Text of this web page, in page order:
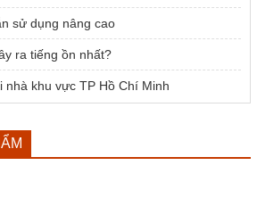
sử dụng nâng cao
ra tiếng ồn nhất?
khu vực TP Hồ Chí Minh